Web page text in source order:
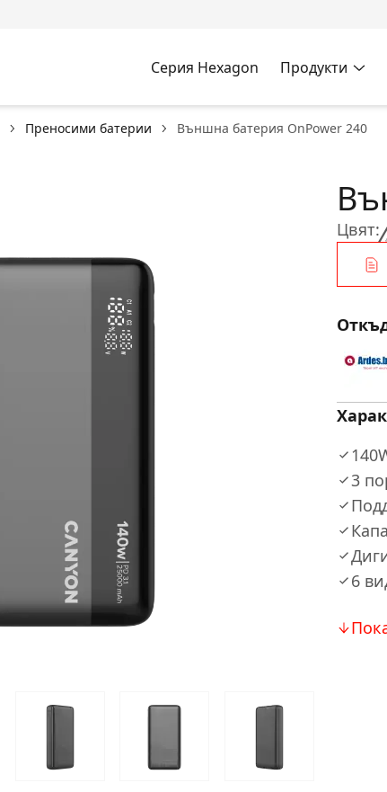
Серия Hexagon Продукти
Преносими батерии Външна батерия OnPower 240
Цвят:
3
6